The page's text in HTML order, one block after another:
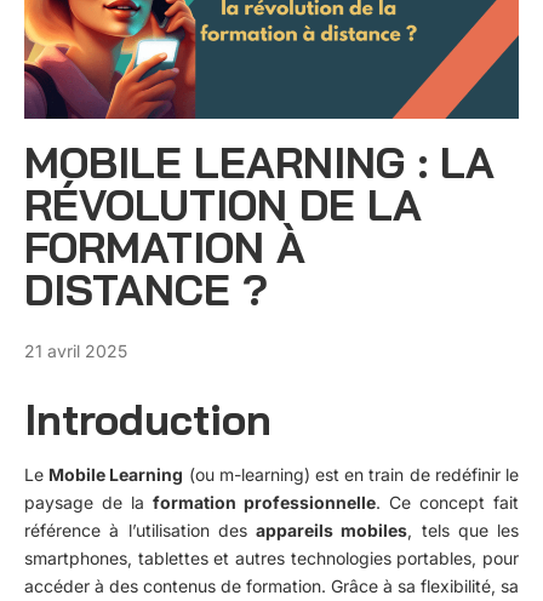
MOBILE LEARNING : LA
RÉVOLUTION DE LA
FORMATION À
DISTANCE ?
21 avril 2025
Introduction
Le Mobile Learning (ou m-learning) est en train de redéfinir le
paysage de la formation professionnelle. Ce concept fait
référence à l’utilisation des appareils mobiles, tels que les
smartphones, tablettes et autres technologies portables, pour
accéder à des contenus de formation. Grâce à sa flexibilité, sa